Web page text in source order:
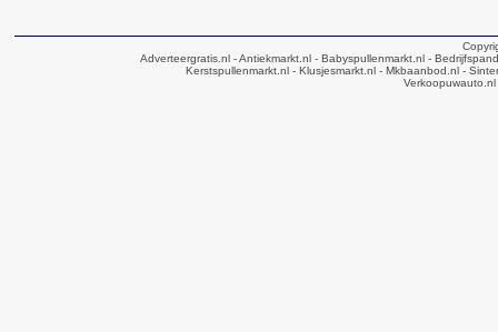
Adverteergratis.nl - Antiekmarkt.nl - Babyspullenmarkt.nl -
Kerstspullenmarkt.nl- Klusjesmarkt.nl- Mkbaanbod.nl-
Verkoopuwauto.nl